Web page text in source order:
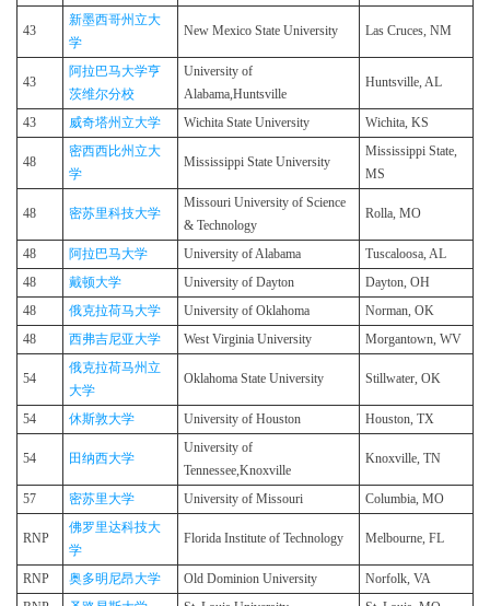
43
新墨西哥州立大
学
New Mexico State University Las Cruces, NM
43
阿拉巴马大学亨
茨维尔分校
University of
Alabama,Huntsville
Huntsville, AL
43 威奇塔州立大学 Wichita State University Wichita, KS
48
密西西比州立大
学
Mississippi State University
Mississippi State,
MS
48 密苏里科技大学
Missouri University of Science
& Technology
Rolla, MO
48 阿拉巴马大学 University of Alabama
Tuscaloosa, AL
48
戴顿大学 University of Dayton
Dayton, OH
48
俄克拉荷马大学 University of Oklahoma
Norman, OK
48
西弗吉尼亚大学 West Virginia University Morgantown, WV
54
俄克拉荷马州立
大学
Oklahoma State University Stillwater, OK
54 休斯敦大学 University of Houston Houston, TX
54 田纳西大学
University of
Tennessee,Knoxville
Knoxville, TN
57 密苏里大学 University of Missouri Columbia, MO
RNP
佛罗里达科技大
学
Florida Institute of Technology Melbourne, FL
RNP 奥多明尼昂大学 Old Dominion University
Norfolk, VA